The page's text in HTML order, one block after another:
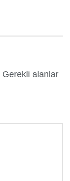
Gerekli alanlar